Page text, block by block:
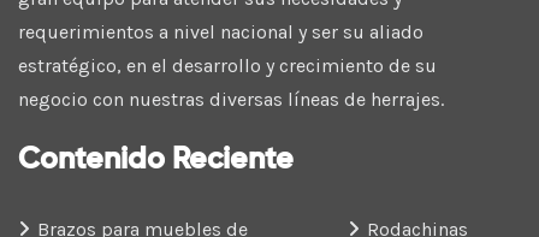
requerimientos a nivel nacional y ser su aliado
estratégico, en el desarrollo y crecimiento de su
negocio con nuestras diversas líneas de herrajes.
Contenido Reciente
Brazos para muebles de Rodachinas